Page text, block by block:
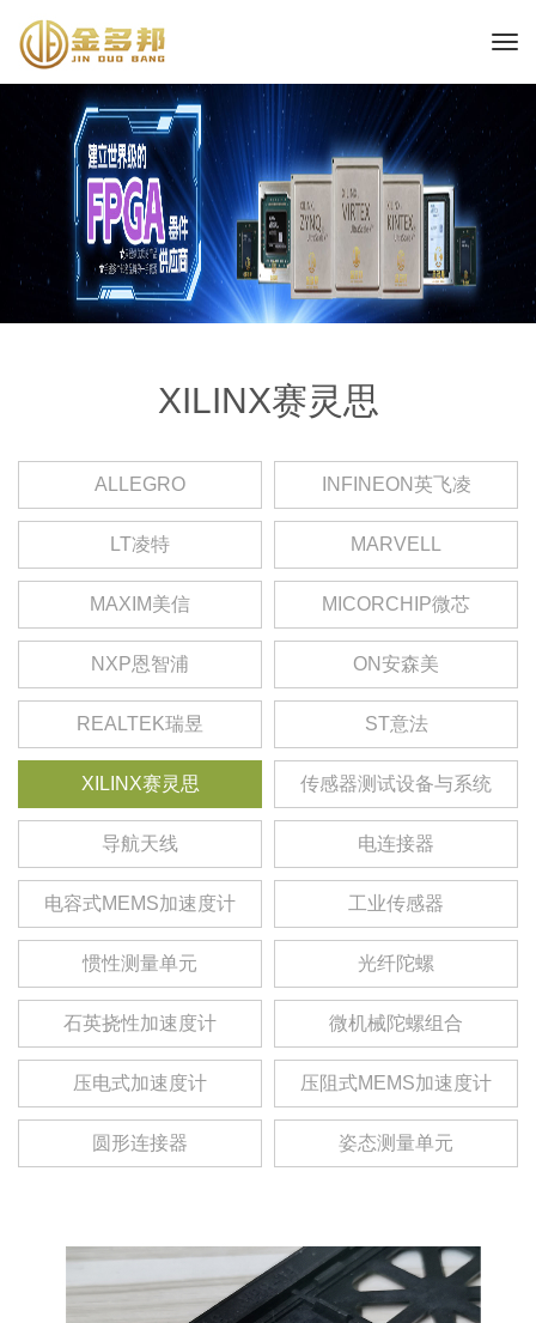
XILINX赛灵思
ALLEGRO INFINEON英飞凌
LT凌特 MARVELL
MAXIM美信 MICORCHIP微芯
NXP恩智浦 ON安森美
REALTEK瑞昱 ST意法
XILINX赛灵思 传感器测试设备与系统
导航天线 电连接器
电容式MEMS加速度计 工业传感器
惯性测量单元 光纤陀螺
石英挠性加速度计 微机械陀螺组合
压电式加速度计 压阻式MEMS加速度计
圆形连接器 姿态测量单元